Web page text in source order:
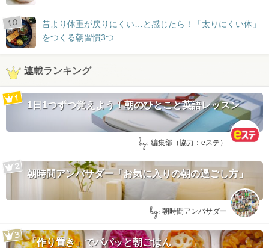
昔より体重が戻りにくい…と感じたら！「太りにくい体」
をつくる朝習慣3つ
連載ランキング
1日1つずつ覚えよう！朝のひとこと英語レッスン
by: 編集部（協力：eステ）
朝時間アンバサダー「お気に入りの朝の過ごし方」
by: 朝時間アンバサダー
「作り置き」でパパッと朝ごはん